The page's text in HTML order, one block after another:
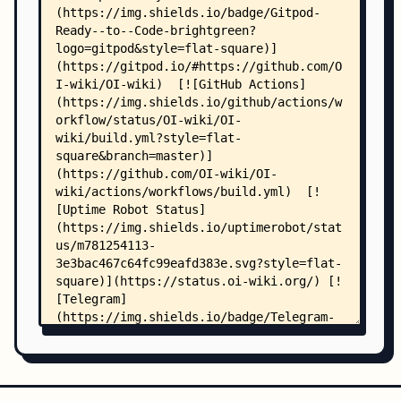
    │   ├── service-worker.js
    │   ├── _static/
    │   │   ├── css/
    │   │   │   ├── extra.css
    │   │   │   └── offset-inject-debug.css
    │   │   └── js/
    │   │       ├── math-csr.js
│   │       └── oiwiki-feedback-sys-
    │   ├── basic/
    │   │   ├── amortized-analysis.md
    │   │   ├── binary-lifting.md
    │   │   ├── binary.md
    │   │   ├── bubble-sort.md
    │   │   ├── bucket-sort.md
    │   │   ├── complexity.md
    │   │   ├── construction.md
    │   │   ├── counting-sort.md
    │   │   ├── divide-and-conquer.md
    │   │   ├── enumerate.md
    │   │   ├── greedy.md
    │   │   ├── index.md